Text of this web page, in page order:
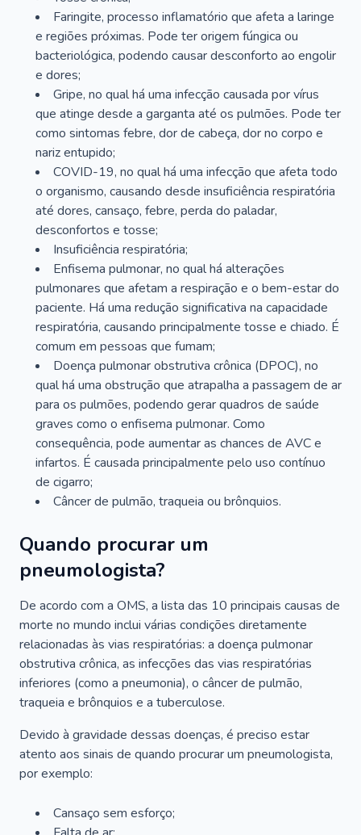
Faringite, processo inflamatório que afeta a laringe
e regiões próximas. Pode ter origem fúngica ou
bacteriológica, podendo causar desconforto ao engolir
e dores;
Gripe, no qual há uma infecção causada por vírus
que atinge desde a garganta até os pulmões. Pode ter
como sintomas febre, dor de cabeça, dor no corpo e
nariz entupido;
COVID-19, no qual há uma infecção que afeta todo
o organismo, causando desde insuficiência respiratória
até dores, cansaço, febre, perda do paladar,
desconfortos e tosse;
Insuficiência respiratória;
Enfisema pulmonar, no qual há alterações
pulmonares que afetam a respiração e o bem-estar do
paciente. Há uma redução significativa na capacidade
respiratória, causando principalmente tosse e chiado. É
comum em pessoas que fumam;
Doença pulmonar obstrutiva crônica (DPOC), no
qual há uma obstrução que atrapalha a passagem de ar
para os pulmões, podendo gerar quadros de saúde
graves como o enfisema pulmonar. Como
consequência, pode aumentar as chances de AVC e
infartos. É causada principalmente pelo uso contínuo
de cigarro;
Câncer de pulmão, traqueia ou brônquios.
Quando procurar um
pneumologista?
De acordo com a OMS, a lista das 10 principais causas de
morte no mundo inclui várias condições diretamente
relacionadas às vias respiratórias: a doença pulmonar
obstrutiva crônica, as infecções das vias respiratórias
inferiores (como a pneumonia), o câncer de pulmão,
traqueia e brônquios e a tuberculose.
Devido à gravidade dessas doenças, é preciso estar
atento aos sinais de quando procurar um pneumologista,
por exemplo:
Cansaço sem esforço;